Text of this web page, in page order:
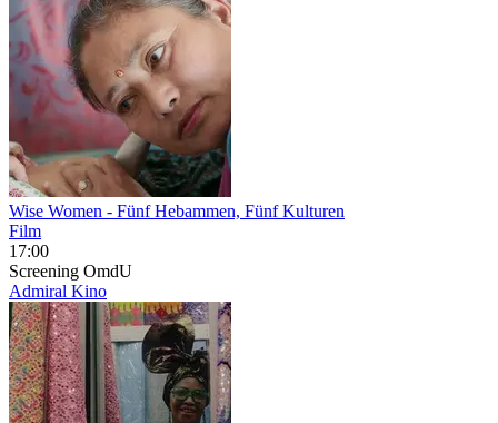
Wise Women - Fünf Hebammen, Fünf Kulturen
Film
17:00
Screening OmdU
Admiral Kino